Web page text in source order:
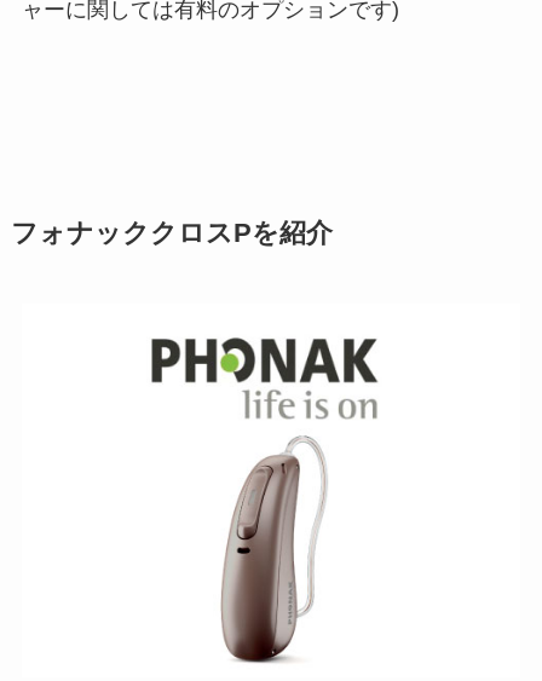
ャーに関しては有料のオプションです)
フォナッククロスPを紹介